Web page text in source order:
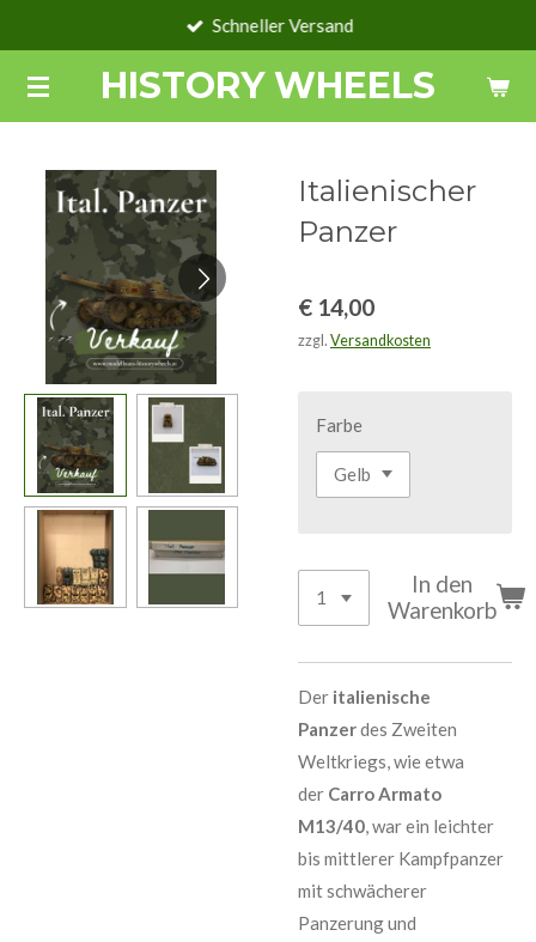
springen
HISTORY WHEELS
Schneller Versand
Italienischer
Panzer
€ 14,00
zzgl. Versandkosten
Farbe
In den
Warenkorb
Der italienische
Panzerdes Zweiten
Weltkriegs, wie etwa
der Carro Armato
M13/40, war ein leichter
bis mittlerer Kampfpanzer
mit schwächerer
Panzerung und